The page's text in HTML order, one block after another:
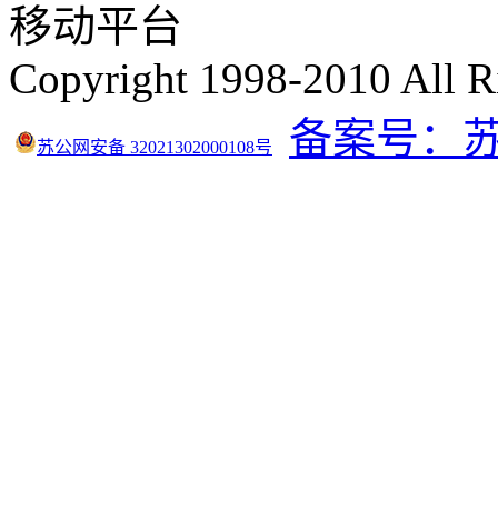
移动平台
Copyright 1998-2010 All
苏公网安备 32021302000108号 备案号：